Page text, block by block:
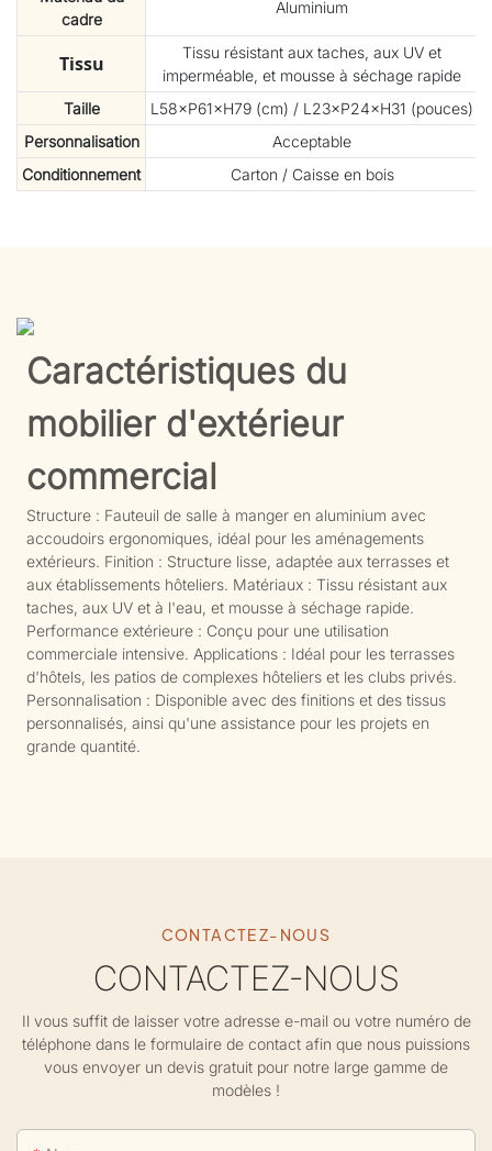
cadre
Aluminium
Tissu
Tissu résistant aux taches, aux UV et
imperméable, et mousse à séchage rapide
Taille
L58×P61×H79 (cm) / L23×P24×H31 (pouces)
Personnalisation
Acceptable
Conditionnement
Carton / Caisse en bois
Caractéristiques du
mobilier d'extérieur
commercial
Structure : Fauteuil de salle à manger en aluminium avec
accoudoirs ergonomiques, idéal pour les aménagements
extérieurs. Finition : Structure lisse, adaptée aux terrasses et
aux établissements hôteliers. Matériaux : Tissu résistant aux
taches, aux UV et à l'eau, et mousse à séchage rapide.
Performance extérieure : Conçu pour une utilisation
commerciale intensive. Applications : Idéal pour les terrasses
d'hôtels, les patios de complexes hôteliers et les clubs privés.
Personnalisation : Disponible avec des finitions et des tissus
personnalisés, ainsi qu'une assistance pour les projets en
grande quantité.
CONTACTEZ-NOUS
CONTACTEZ-NOUS
Il vous suffit de laisser votre adresse e-mail ou votre numéro de
téléphone dans le formulaire de contact afin que nous puissions
vous envoyer un devis gratuit pour notre large gamme de
modèles !